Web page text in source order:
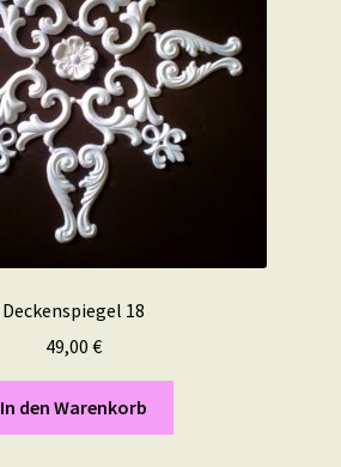
Deckenspiegel 18
49,00 €
In den Warenkorb